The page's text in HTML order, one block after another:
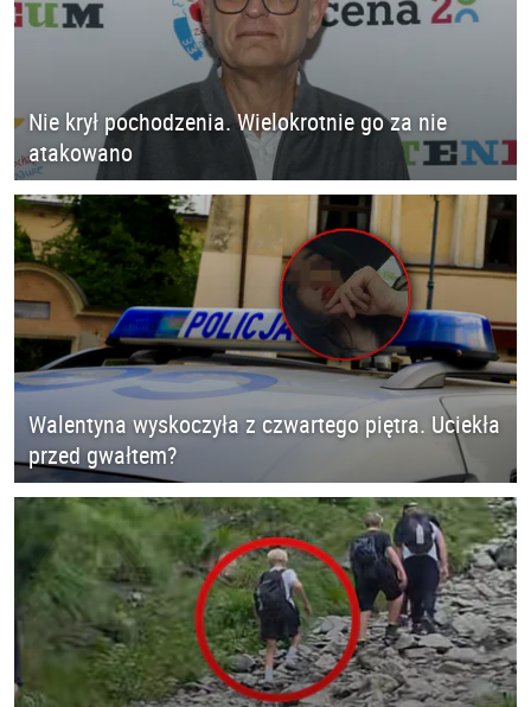
Nie krył pochodzenia. Wielokrotnie go za nie
atakowano
Walentyna wyskoczyła z czwartego piętra. Uciekła
przed gwałtem?